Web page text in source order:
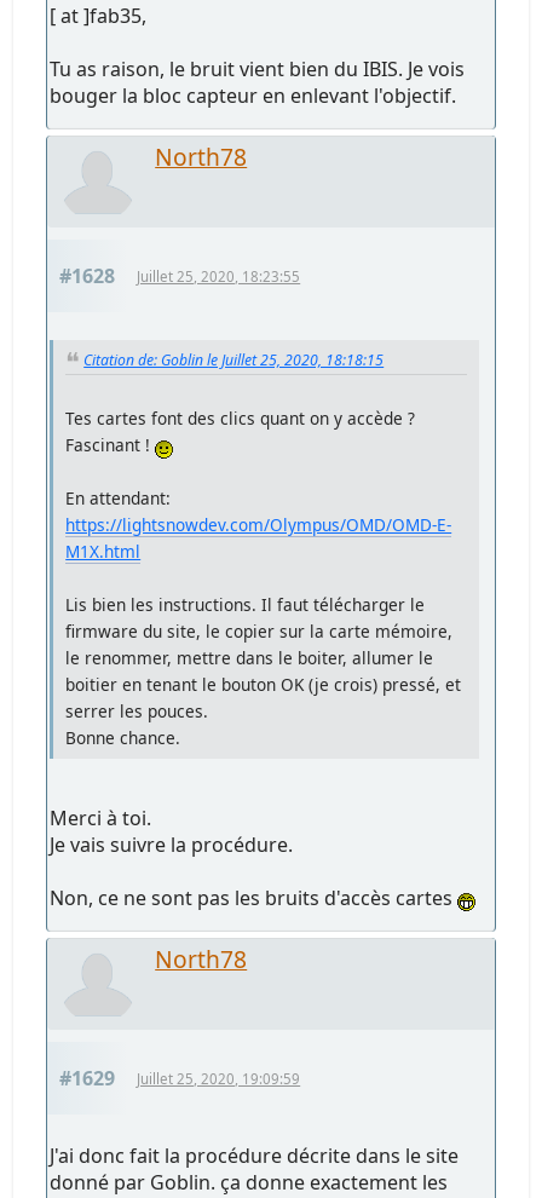
[ at ]fab35,
Tu as raison, le bruit vient bien du IBIS. Je vois
bouger la bloc capteur en enlevant l'objectif.
North78
#1628 Juillet 25, 2020, 18:23:55
Citation de: Goblin le Juillet 25, 2020, 18:18:15
Tes cartes font des clics quant on y accède ?
Fascinant !
En attendant:
https://lightsnowdev.com/Olympus/OMD/OMD-E-
M1X.html
Lis bien les instructions. Il faut télécharger le
firmware du site, le copier sur la carte mémoire,
le renommer, mettre dans le boiter, allumer le
boitier en tenant le bouton OK (je crois) pressé, et
serrer les pouces.
Bonne chance.
Merci à toi.
Je vais suivre la procédure.
Non, ce ne sont pas les bruits d'accès cartes
North78
#1629 Juillet 25, 2020, 19:09:59
J'ai donc fait la procédure décrite dans le site
donné par Goblin. ça donne exactement les